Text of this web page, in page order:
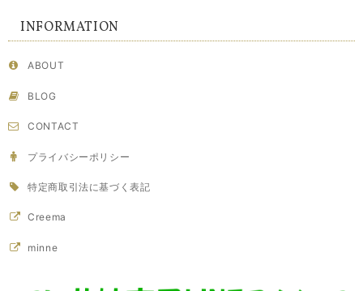
INFORMATION
ABOUT
BLOG
CONTACT
プライバシーポリシー
特定商取引法に基づく表記
Creema
minne